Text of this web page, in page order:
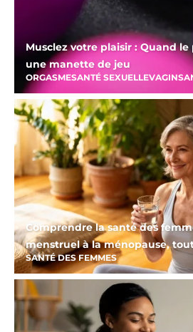
ORGASMESANTÉ SEXUELLEVAGIN
Musclez votre plaisir : Quand
une manette de jeu
SANTÉ DES FEMMES
Comprendre la santé des
menstruel à la ménopause,